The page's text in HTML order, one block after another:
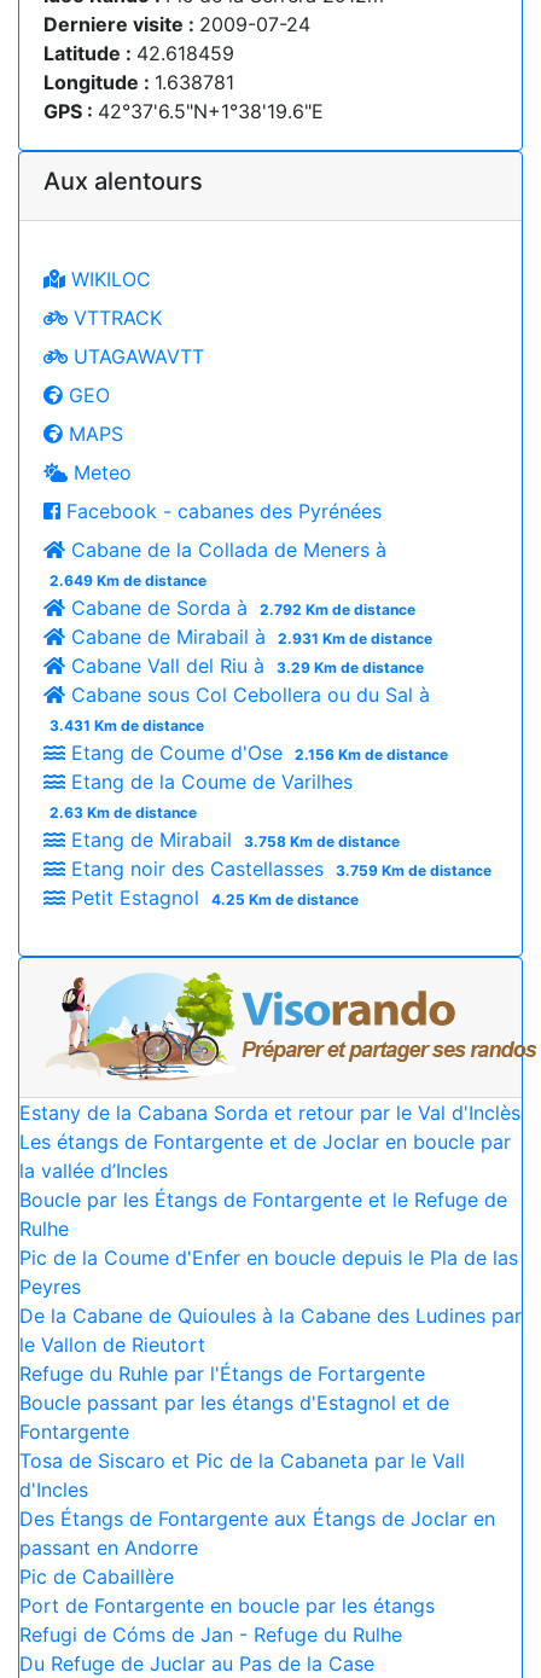
Derniere visite : 2009-07-24
Latitude : 42.618459
Longitude : 1.638781
GPS : 42°37'6.5"N+1°38'19.6"E
Aux alentours
WIKILOC
VTTRACK
UTAGAWAVTT
GEO
MAPS
Meteo
Facebook - cabanes des Pyrénées
Cabane de la Collada de Meners à
2.649 Km de distance
Cabane de Sorda à 2.792 Km de distance
Cabane de Mirabail à 2.931 Km de distance
Cabane Vall del Riu à 3.29 Km de distance
Cabane sous Col Cebollera ou du Sal à
3.431 Km de distance
Etang de Coume d'Ose 2.156 Km de distance
Etang de la Coume de Varilhes
2.63 Km de distance
Etang de Mirabail 3.758 Km de distance
Etang noir des Castellasses 3.759 Km de distance
Petit Estagnol 4.25 Km de distance
Estany de la Cabana Sorda et retour par le Val d'Inclès
Les étangs de Fontargente et de Joclar en boucle par
la vallée d’Incles
Boucle par les Étangs de Fontargente et le Refuge de
Rulhe
Pic de la Coume d'Enfer en boucle depuis le Pla de las
Peyres
De la Cabane de Quioules à la Cabane des Ludines par
le Vallon de Rieutort
Refuge du Ruhle par l'Étangs de Fortargente
Boucle passant par les étangs d'Estagnol et de
Fontargente
Tosa de Siscaro et Pic de la Cabaneta par le Vall
d'Incles
Des Étangs de Fontargente aux Étangs de Joclar en
passant en Andorre
Pic de Cabaillère
Port de Fontargente en boucle par les étangs
Refugi de Cóms de Jan - Refuge du Rulhe
Du Refuge de Juclar au Pas de la Case